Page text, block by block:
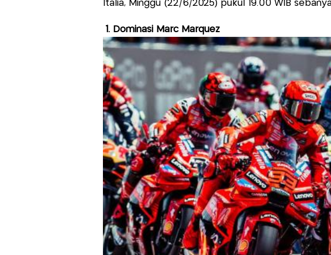
Italia, Minggu (22/6/2025) pukul 19.00 WIB
1. Dominasi Marc Marquez